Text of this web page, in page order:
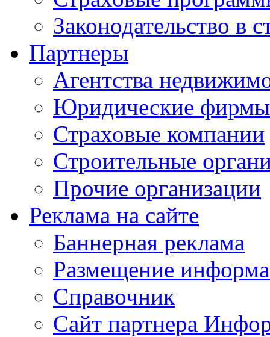
Законодательство в
Партнеры
Агентства
Юридические фирмы
Страховые компании
Строительные
Прочие организации
Реклама на сайте
Баннерная реклама
Размещение
Справочник
Сайт партнера